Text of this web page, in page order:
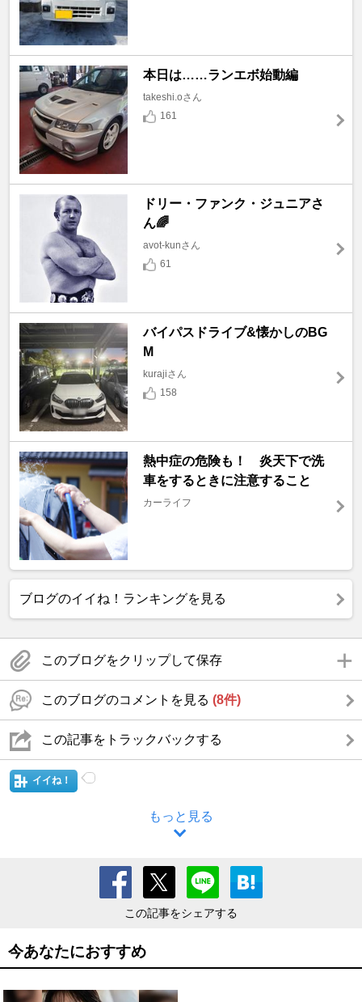
本日は……ランエボ始動編
takeshi.oさん
161
ドリー・ファンク・ジュニアさ
ん🌈
avot-kunさん
61
バイパスドライブ&懐かしのBG
M
kurajiさん
158
熱中症の危険も！ 炎天下で洗
車をするときに注意すること
カーライフ
ブログのイイね！ランキングを見る
このブログをクリップして保存
このブログのコメントを見る (8件)
この記事をトラックバックする
イイね！
もっと見る
この記事をシェアする
今あなたにおすすめ